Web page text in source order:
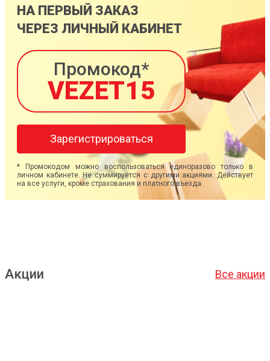
НА ПЕРВЫЙ ЗАКАЗ
ЧЕРЕЗ ЛИЧНЫЙ КАБИНЕТ
Промокод*
VEZET15
Зарегистрироваться
* Промокодом можно воспользоваться единоразово только в
личном кабинете. Не суммируется с другими акциями. Действует
на все услуги, кроме страхования и платного въезда.
Акции Все акции